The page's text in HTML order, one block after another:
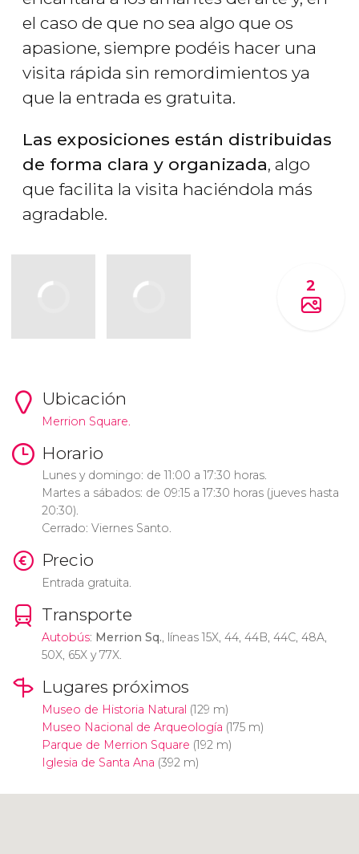
el caso de que no sea algo que os
apasione, siempre podéis hacer una
visita rápida sin remordimientos ya
que la entrada es gratuita.
Las exposiciones están distribuidas
de forma clara y organizada, algo
que facilita la visita haciéndola más
agradable.
2
Ubicación
Merrion Square.
Horario
Lunes y domingo: de 11:00 a 17:30 horas.
Martes a sábados: de 09:15 a 17:30 horas (jueves hasta
20:30).
Cerrado: Viernes Santo.
Precio
Entrada gratuita.
Transporte
Autobús: Merrion Sq., líneas 15X, 44, 44B, 44C, 48A,
50X, 65X y 77X.
Lugares próximos
Museo de Historia Natural (129 m)
Museo Nacional de Arqueología (175 m)
Parque de Merrion Square (192 m)
Iglesia de Santa Ana (392 m)